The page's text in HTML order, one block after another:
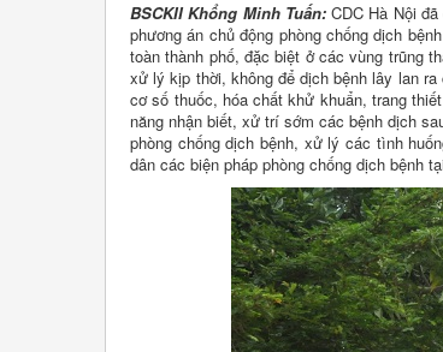
BSCKII Khổng Minh Tuấn:CDC Hà Nội đã
phương án chủ động phòng chống dịch
toàn thành phố, đặc biệt ở các vùng trũng
xử lý kịp thời, không để dịch bệnh lây lan
cơ số thuốc, hóa chất khử khuẩn, trang
năng nhận biết, xử trí sớm các bệnh dịch
phòng chống dịch bệnh, xử lý các tình
dân các biện pháp phòng chống dịch bệnh